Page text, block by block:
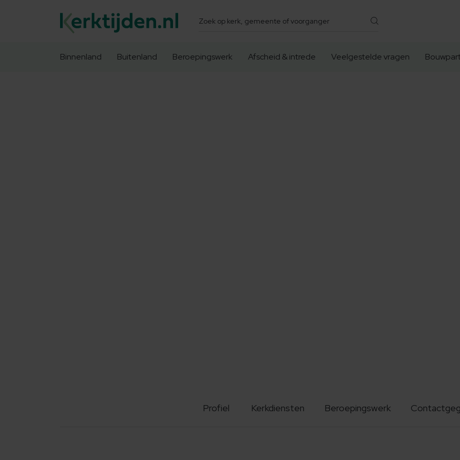
Zoeken
Binnenland Buitenland Beroepingswerk Afscheid & intrede Veelgestelde vragen
Profiel Kerkdiensten Beroepingswerk